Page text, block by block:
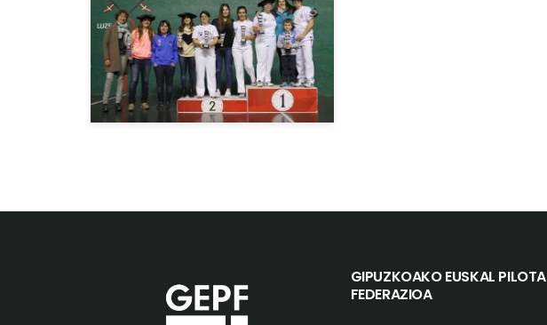
GIPUZKOAKO EUSKAL PILOTA
FEDERAZIOA